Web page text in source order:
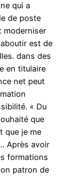
qui a
de poste
moderniser
est de
dans des
en titulaire
net peut
« Du
que
que je me
Après avoir
formations
patron de